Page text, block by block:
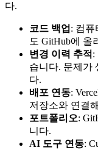
다.
코드 백업 : 컴퓨
도 GitHub에 올
변경 이력 추적 :
습니다. 문제가
다.
배포 연동:
저장소와 연결
포트폴리오:
니다.
AI 도구 연동: